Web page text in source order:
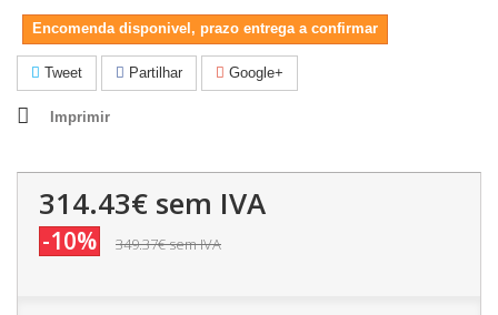
Encomenda disponivel, prazo entrega a confirmar
Tweet Partilhar Google+
Imprimir
314.43€ sem IVA
-10% 349.37€sem IVA